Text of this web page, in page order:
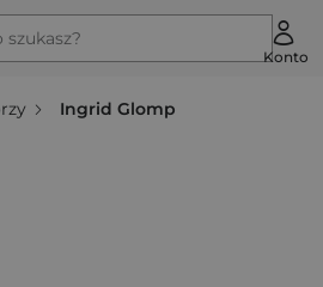
szukasz?
Konto
Ingrid Glomp